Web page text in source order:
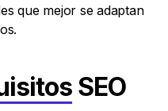
que mejor se adaptan
SEO